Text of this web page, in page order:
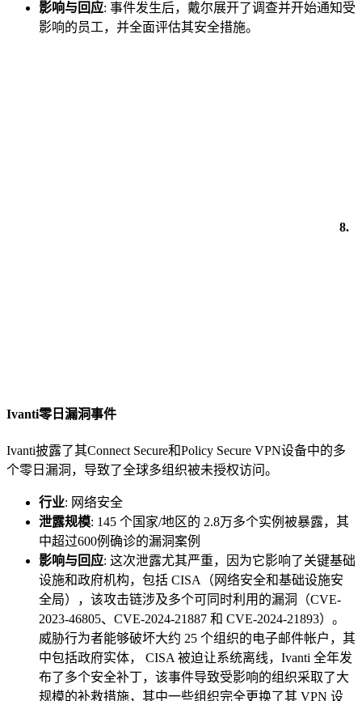
影响与回应: 事件发生后，戴尔展开了调查并开始通知受
影响的员工，并全面评估其安全措施。
8.
Ivanti零日漏洞事件
Ivanti披露了其Connect Secure和Policy Secure VPN设备中的多
个零日漏洞，导致了全球多组织被未授权访问。
行业: 网络安全
泄露规模: 145 个国家/地区的 2.8万多个实例被暴露，其
中超过600例确诊的漏洞案例
影响与回应: 这次泄露尤其严重，因为它影响了关键基础
设施和政府机构，包括 CISA（网络安全和基础设施安
全局），该攻击链涉及多个可同时利用的漏洞（CVE-
2023-46805、CVE-2024-21887 和 CVE-2024-21893）。
威胁行为者能够破坏大约 25 个组织的电子邮件帐户，其
中包括政府实体， CISA 被迫让系统离线，Ivanti 全年发
布了多个安全补丁，该事件导致受影响的组织采取了大
规模的补救措施，其中一些组织完全更换了其 VPN 设